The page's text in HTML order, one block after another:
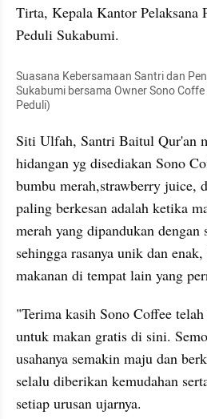
Tirta, Kepala Kantor Pelaksana
Peduli Sukabumi.
Suasana Kebersamaan Santri dan
Sukabumi bersama Owner Sono
Peduli)
Siti Ulfah, Santri Baitul Qur'an
hidangan yg disediakan Sono
bumbu merah,strawberry juice,
paling berkesan adalah ketika
merah yang dipandukan
sehingga rasanya unik dan
makanan di tempat lain yang
"Terima kasih Sono Coffee
untuk makan gratis di sini.
usahanya semakin maju dan
selalu diberikan kemudahan
setiap urusan ujarnya.